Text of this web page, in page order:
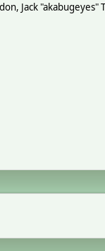
Jack "akabugeyes"